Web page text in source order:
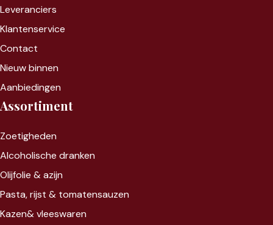
Leveranciers
Klantenservice
Contact
Nieuw binnen
Aanbiedingen
Assortiment
Zoetigheden
Alcoholische dranken
Olijfolie & azijn
Pasta, rijst & tomatensauzen
Kazen&vleeswaren